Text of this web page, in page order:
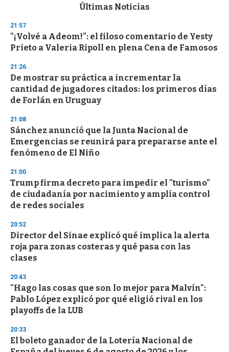
d
s
o
f
3
s
c
o
d
s
Últimas Noticias
21:57
"¡Volvé a Adeom!": el filoso comentario de Yesty
Prieto a Valeria Ripoll en plena Cena de Famosos
21:26
De mostrar su práctica a incrementar la
cantidad de jugadores citados: los primeros días
de Forlán en Uruguay
21:08
Sánchez anunció que la Junta Nacional de
Emergencias se reunirá para prepararse ante el
fenómeno de El Niño
21:00
Trump firma decreto para impedir el "turismo"
de ciudadanía por nacimiento y amplía control
de redes sociales
20:52
Director del Sinae explicó qué implica la alerta
roja para zonas costeras y qué pasa con las
clases
20:43
"Hago las cosas que son lo mejor para Malvín":
Pablo López explicó por qué eligió rival en los
playoffs de la LUB
20:33
El boleto ganador de la Lotería Nacional de